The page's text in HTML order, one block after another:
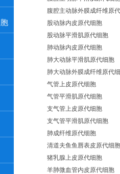
腹腔主动脉外膜成纤维原
股动脉内皮原代细胞
股动脉平滑肌原代细胞
肺动脉内皮原代细胞
肺大动脉平滑肌原代细胞
肺大动脉外膜成纤维原代
气管上皮原代细胞
气管平滑肌原代细胞
支气管上皮原代细胞
支气管平滑肌原代细胞
肺成纤维原代细胞
清道夫鱼鱼唇表皮原代细胞
猪乳腺上皮原代细胞
羊肺微血管内皮原代细胞